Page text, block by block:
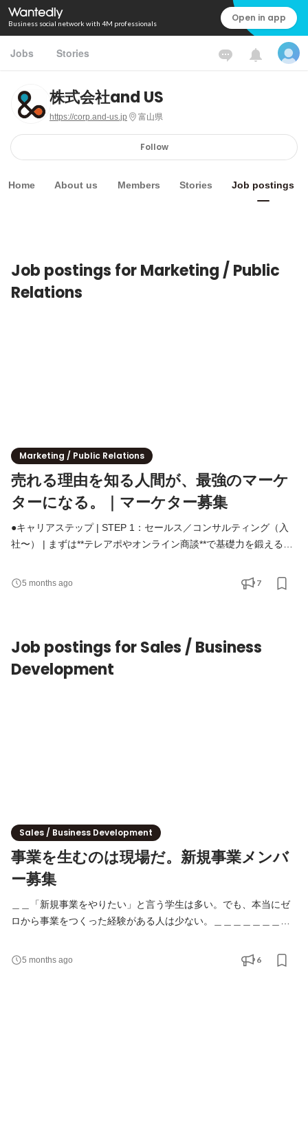
Business social network with 4M professionals Open in app
Jobs Stories
株式会社and US
https://corp.and-us.jp 富山県
Follow
Home About us Members Stories Job postings
Job postings for Marketing / Public
Relations
Marketing / Public Relations
売れる理由を知る人間が、最強のマーケ
ターになる。｜マーケター募集
●キャリアステップ | STEP 1：セールス／コンサルティング（入
社〜） | まずは**テレアポやオンライン商談**で基礎力を鍛えると
心を動かす力」は、マーケターとしての最強の武器になります。
その上で、90日伴走プログラム「FTG」を通じて売上改善・店販
5 months ago 7
Job postings for Sales / Business
Development
Sales / Business Development
事業を生むのは現場だ。新規事業メンバ
ー募集
＿＿「新規事業をやりたい」と言う学生は多い。でも、本当にゼ
ロから事業をつくった経験がある人は少ない。＿＿＿＿＿＿＿＿
ん。**サロンオーナーの「悩み」から生まれます。** だから、新規
事業チームに必要なのは、華麗なビジネスプランではなく、**現場
5 months ago 6